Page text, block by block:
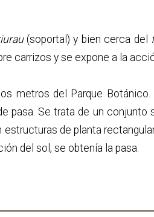
(soportal) y bien cerca del
carrizos y se expone a la
metros del Parque
pasa. Se trata de un conjunto
de planta
del sol, se obtenía la pasa.